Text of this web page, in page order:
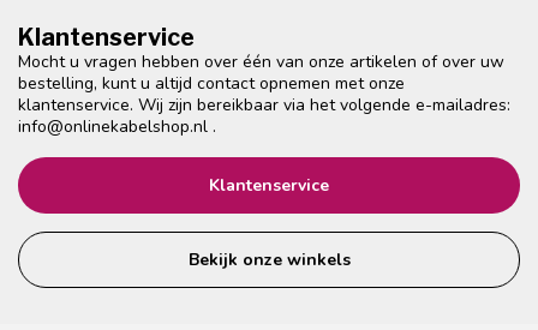
Klantenservice
Mocht u vragen hebben over één van onze artikelen of over uw
bestelling, kunt u altijd contact opnemen met onze
klantenservice. Wij zijn bereikbaar via het volgende e-mailadres:
info@onlinekabelshop.nl .
Klantenservice
Bekijk onze winkels